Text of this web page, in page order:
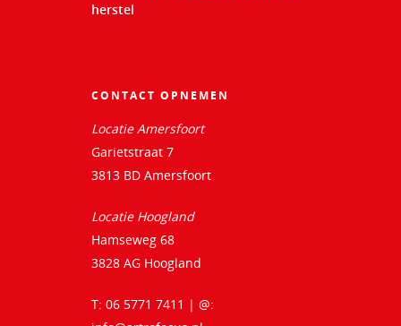
herstel
CONTACT OPNEMEN
Locatie Amersfoort
Garietstraat 7
3813 BD Amersfoort
Locatie Hoogland
Hamseweg 68
3828 AG Hoogland
T: 06 5771 7411 | @: